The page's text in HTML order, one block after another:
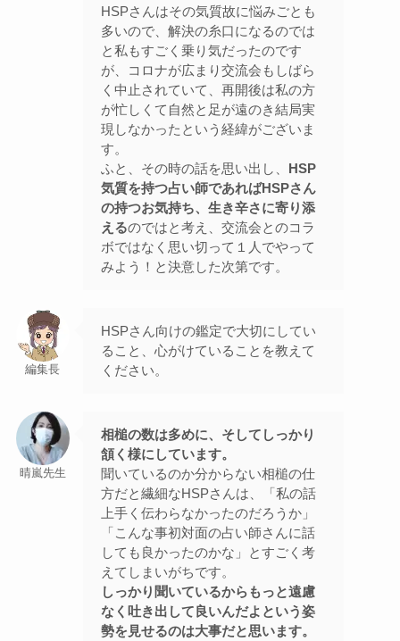
HSPさんはその気質故に悩みごとも
多いので、解決の糸口になるのでは
と私もすごく乗り気だったのです
が、コロナが広まり交流会もしばら
く中止されていて、再開後は私の方
が忙しくて自然と足が遠のき結局実
現しなかったという経緯がございま
す。
ふと、その時の話を思い出し、 HSP
気質を持つ占い師であればHSPさん
の持つお気持ち、生き辛さに寄り添
えるのではと考え、交流会とのコラ
ボではなく思い切って１人でやって
みよう！と決意した次第です。
編集長
HSPさん向けの鑑定で大切にしてい
ること、心がけていることを教えて
ください。
晴嵐先生
相槌の数は多めに、そしてしっかり
頷く様にしています。
聞いているのか分からない相槌の仕
方だと繊細なHSPさんは、「私の話
上手く伝わらなかったのだろうか」
「こんな事初対面の占い師さんに話
しても良かったのかな」とすごく考
えてしまいがちです。
しっかり聞いているからもっと遠慮
なく吐き出して良いんだよという姿
勢を見せるのは大事だと思います。